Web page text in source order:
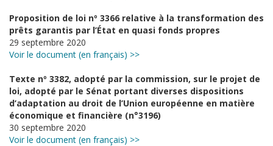
Proposition de loi nº 3366 relative à la transformation des
prêts garantis par l’État en quasi fonds propres
29 septembre 2020
Voir le document (en français) >>
Texte nº 3382, adopté par la commission, sur le projet de
loi, adopté par le Sénat portant diverses dispositions
d’adaptation au droit de l’Union européenne en matière
économique et financière (n°3196)
30 septembre 2020
Voir le document (en français) >>